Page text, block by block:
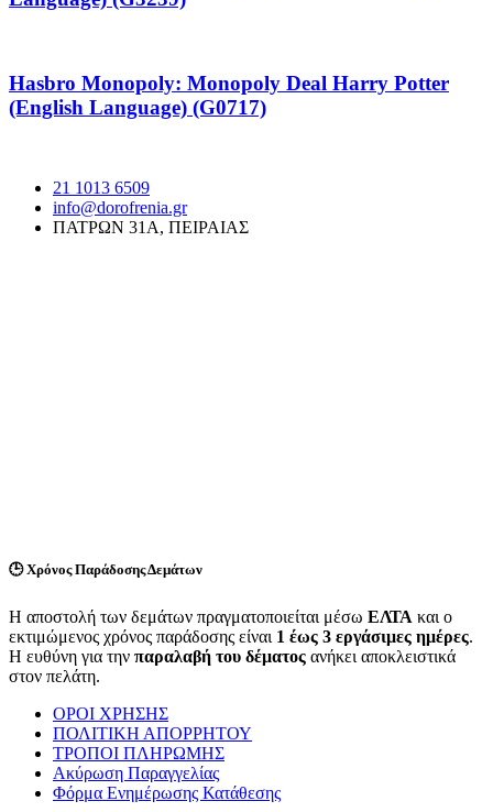
Hasbro Monopoly: Monopoly Deal Harry Potter
(English Language) (G0717)
21 1013 6509
info@dorofrenia.gr
ΠΑΤΡΩΝ 31Α, ΠΕΙΡΑΙΑΣ
🕒Χρόνος Παράδοσης Δεμάτων
Η αποστολή των δεμάτων πραγματοποιείται μέσω ΕΛΤΑ και ο
εκτιμώμενος χρόνος παράδοσης είναι 1 έως 3 εργάσιμες ημέρες.
Η ευθύνη για την παραλαβή του δέματος ανήκει αποκλειστικά
στον πελάτη.
ΟΡΟΙ ΧΡΗΣΗΣ
ΠΟΛΙΤΙΚΗ ΑΠΟΡΡΗΤΟΥ
ΤΡΟΠΟΙ ΠΛΗΡΩΜΗΣ
Ακύρωση Παραγγελίας
Φόρμα Ενημέρωσης Κατάθεσης